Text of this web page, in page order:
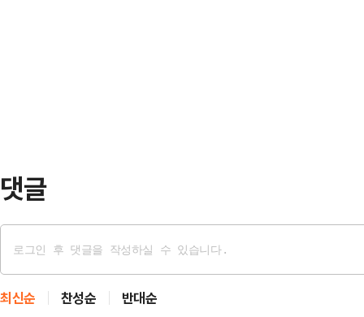
댓글
최신순 찬성순 반대순